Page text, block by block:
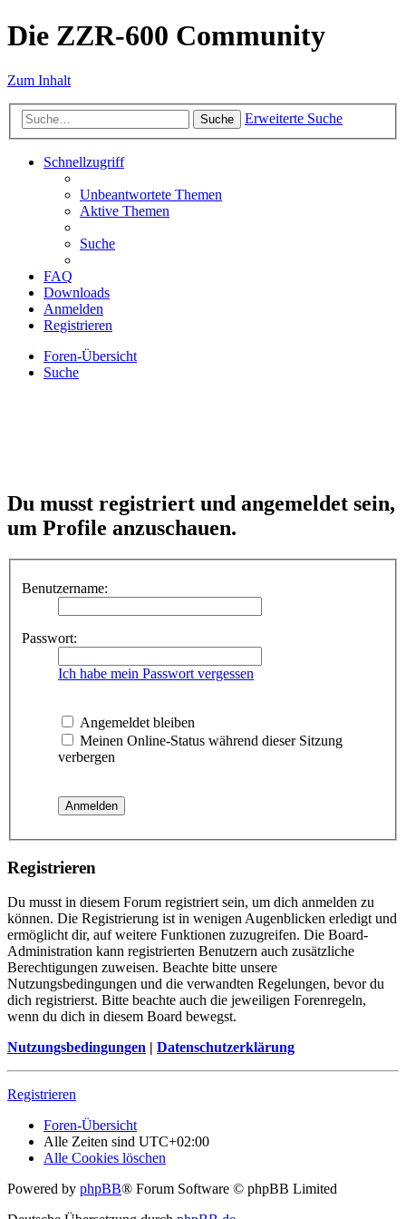
Die ZZR-600 Community
Zum Inhalt
Suche Erweiterte Suche
Schnellzugriff
Unbeantwortete Themen
Aktive Themen
Suche
FAQ
Downloads
Anmelden
Registrieren
Foren-Übersicht
Suche
Du musst registriert und angemeldet sein,
um Profile anzuschauen.
Benutzername:
Passwort:
Ich habe mein Passwort vergessen
Angemeldet bleiben
Meinen Online-Status während dieser Sitzung
verbergen
Registrieren
Du musst in diesem Forum registriert sein, um dich anmelden zu
können. Die Registrierung ist in wenigen Augenblicken erledigt und
ermöglicht dir, auf weitere Funktionen zuzugreifen. Die Board-
Administration kann registrierten Benutzern auch zusätzliche
Berechtigungen zuweisen. Beachte bitte unsere
Nutzungsbedingungen und die verwandten Regelungen, bevor du
dich registrierst. Bitte beachte auch die jeweiligen Forenregeln,
wenn du dich in diesem Board bewegst.
Nutzungsbedingungen | Datenschutzerklärung
Registrieren
Foren-Übersicht
Alle Zeiten sind UTC+02:00
Alle Cookies löschen
Powered by phpBB® Forum Software © phpBB Limited